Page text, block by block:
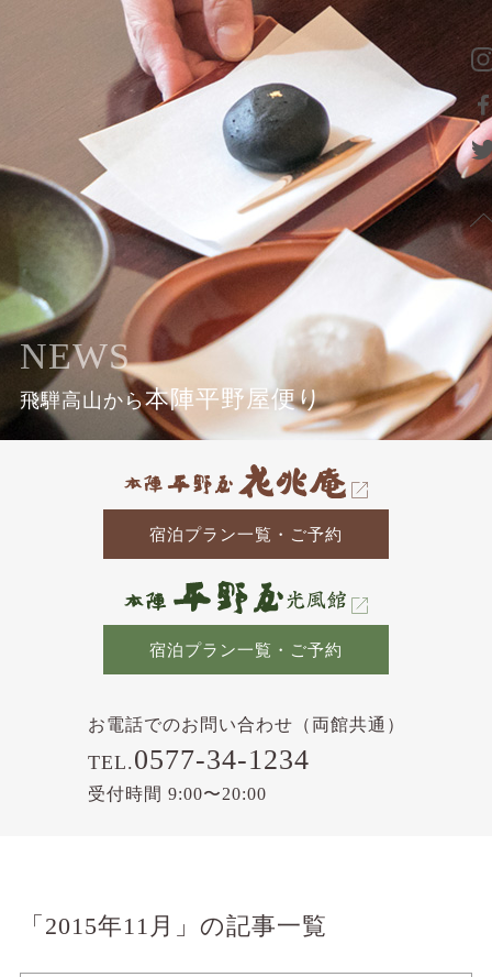
NEWS
飛騨高山から本陣平野屋便り
宿泊プラン一覧・ご予約
宿泊プラン一覧・ご予約
お電話でのお問い合わせ（両館共通）
TEL.0577-34-1234
受付時間 9:00〜20:00
「2015年11月」の記事一覧